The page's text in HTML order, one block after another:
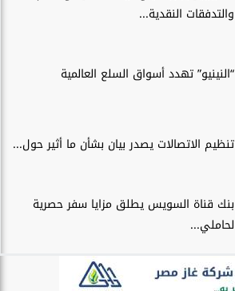
والتدفقات النقدية...
“النينيو” تهدد أسواق السلع العالمية
تنظيم الاتصالات يصدر بيان بشأن ما أثير حول...
بنك قناة السويس يطلق مزايا سفر حصرية
لحاملي...